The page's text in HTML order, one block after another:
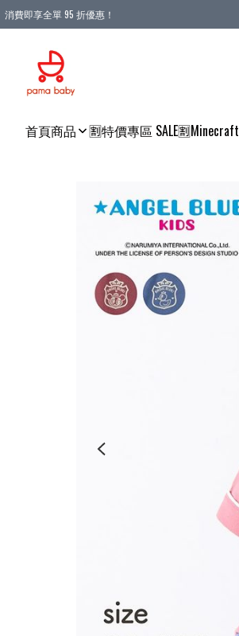
消費即享全單 95 折優惠！
首頁商品 🈹特價專區 SALE🈹Minecraft